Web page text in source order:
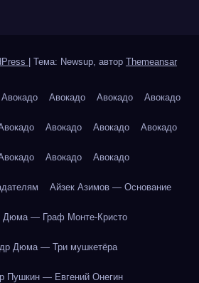
Тема: Newsup, автор Themeansar
Авокадо Авокадо Авокадо Авокадо
Авокадо Авокадо Авокадо
Авокадо Авокадо
Айзек Азимов — Основание
Дюма — Граф Монте-Кристо
Дюма — Три мушкетёра
Пушкин — Евгений Онегин